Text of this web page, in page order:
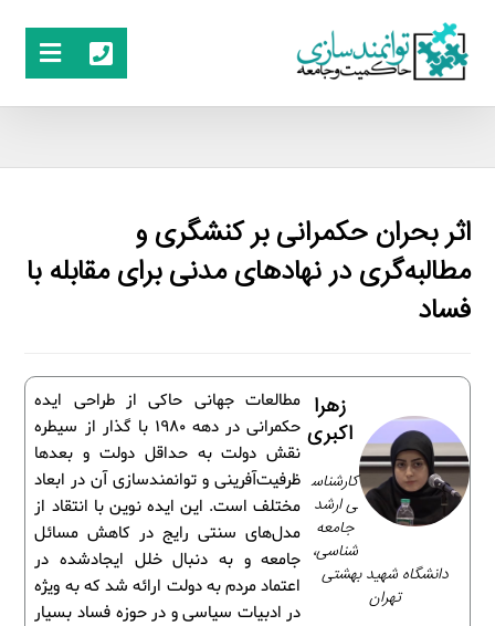
اثر بحران حکمرانی بر کنشگری و
مطالبه‌گری در نهادهای مدنی برای مقابله با
فساد
مطالعات جهانی حاکی از طراحی ایده
حکمرانی در دهه 1980 با گذار از سیطره
نقش دولت به حداقل دولت و بعدها
ظرفیت‌آفرینی و توانمندسازی آن در ابعاد
مختلف است. این ایده نوین با انتقاد از
مدل‌های سنتی رایج در کاهش مسائل
جامعه و به دنبال خلل ایجادشده در
اعتماد مردم به دولت ارائه شد که به ویژه
در ادبیات سیاسی و در حوزه فساد بسیار
زهرا
اکبری
کارشناس
ی ارشد
جامعه‌
شناسی،
دانشگاه شهید بهشتی
تهران